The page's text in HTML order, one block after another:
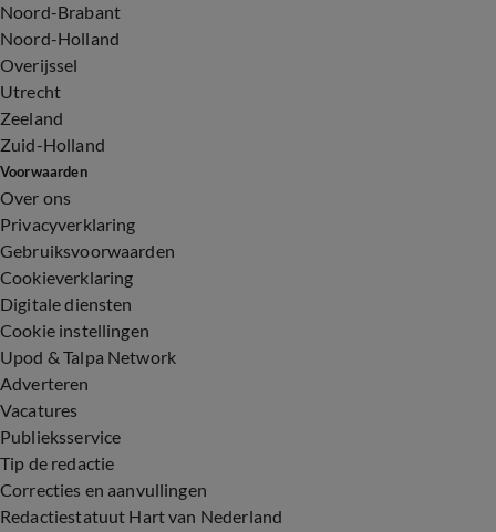
Noord-Brabant
Noord-Holland
Overijssel
Utrecht
Zeeland
Zuid-Holland
Voorwaarden
Over ons
Privacyverklaring
Gebruiksvoorwaarden
Cookieverklaring
Digitale diensten
Cookie instellingen
Upod & Talpa Network
Adverteren
Vacatures
Publieksservice
Tip de redactie
Correcties en aanvullingen
Redactiestatuut Hart van Nederland